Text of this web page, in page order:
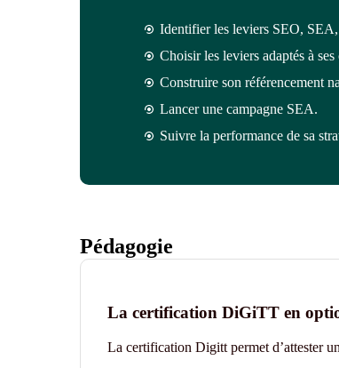
Identifier les leviers SEO,
Choisir les leviers adaptés à
Construire son référencement
Lancer une campagne SEA.
Suivre la performance de sa
Pédagogie
La certification DiGiTT en
La certification Digitt permet d’attester